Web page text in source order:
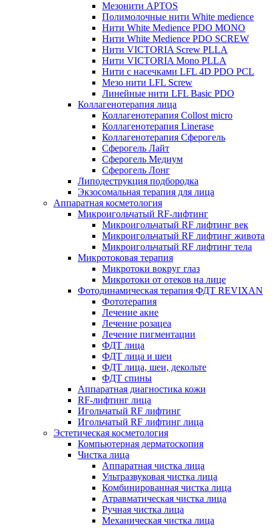
Мезонити APTOS
Полимолочные нити White medience
Нити White Medience PDO MONO
Нити White Medience PDO SCREW
Нити VICTORIA Screw PLLA
Нити VICTORIA Mono PLLA
Нити с насечками LFL 4D PDO PCL
Мезо нити LFL Screw
Линейные нити LFL Basic PDO
Коллагенотерапия лица
Коллагенотерапия Collost micro
Коллагенотерапия Linerase
Коллагенотерапия Сферогель
Сферогель Лайт
Сферогель Медиум
Сферогель Лонг
Липодеструкция подбородка
Экзосомальная терапия для лица
Аппаратная косметология
Микроигольчатый RF-лифтинг
Микроигольчатый RF лифтинг век
Микроигольчатый RF лифтинг живота
Микроигольчатый RF лифтинг тела
Микротоковая терапия
Микротоки вокруг глаз
Микротоки от отеков на лице
Фотодинамическая терапия ФДТ REVIXAN
Фототерапия
Лечение акне
Лечение розацеа
Лечение пигментации
ФДТ лица
ФДТ лица и шеи
ФДТ лица, шеи, декольте
ФДТ спины
Аппаратная диагностика кожи
RF-лифтинг лица
Игольчатый RF лифтинг
Игольчатый RF лифтинг лица
Эстетическая косметология
Компьютерная дерматоскопия
Чистка лица
Аппаратная чистка лица
Ультразвуковая чистка лица
Комбинированная чистка лица
Атравматическая чистка лица
Ручная чистка лица
Механическая чистка лица